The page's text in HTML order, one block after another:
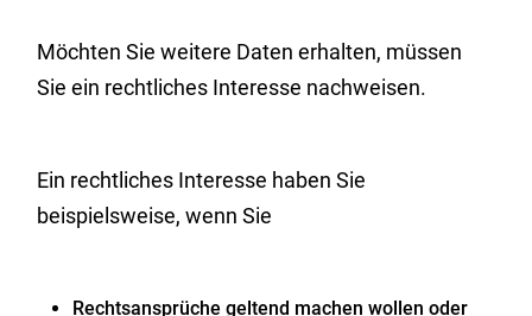
Möchten Sie weitere Daten erhalten, müssen
Sie ein rechtliches Interesse nachweisen.
Ein rechtliches Interesse haben Sie
beispielsweise, wenn Sie
Rechtsansprüche geltend machen wollen oder